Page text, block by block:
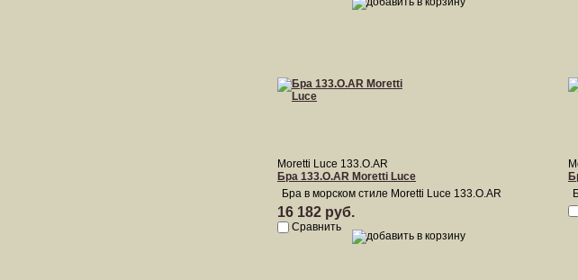
Moretti Luce 133.O.AR
Бра 133.O.AR Moretti Luce
Бра в морском стиле Moretti Luce 133.O.AR
16 182 руб.
Сравнить